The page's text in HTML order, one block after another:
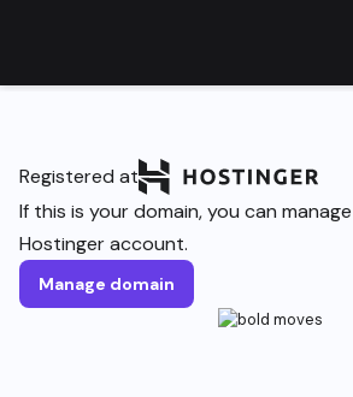
Registered at
If this is your domain, you can
Hostinger account.
Manage domain